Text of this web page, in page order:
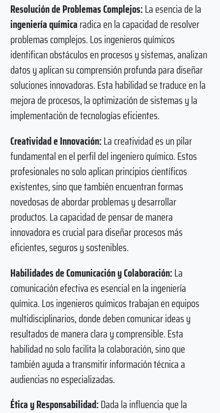
Resolución de Problemas Complejos:La esencia de la
ingeniería químicaradica en la capacidad de resolver
problemas complejos. Los ingenieros químicos
identifican obstáculos en procesos y sistemas, analizan
datos y aplican su comprensión profunda para diseñar
soluciones innovadoras. Esta habilidad se traduce en la
mejora de procesos, la optimización de sistemas y la
implementación de tecnologías eficientes.
Creatividad e Innovación:La creatividad es un pilar
fundamental en el perfil del ingeniero químico. Estos
profesionales no solo aplican principios científicos
existentes, sino que también encuentran formas
novedosas de abordar problemas y desarrollar
productos. La capacidad de pensar de manera
innovadora es crucial para diseñar procesos más
eficientes, seguros y sostenibles.
Habilidades de Comunicación y Colaboración:La
comunicación efectiva es esencial en la ingeniería
química. Los ingenieros químicos trabajan en equipos
multidisciplinarios, donde deben comunicar ideas y
resultados de manera clara y comprensible. Esta
habilidad no solo facilita la colaboración, sino que
también ayuda a transmitir información técnica a
audiencias no especializadas.
Ética y Responsabilidad:Dada la influencia que la